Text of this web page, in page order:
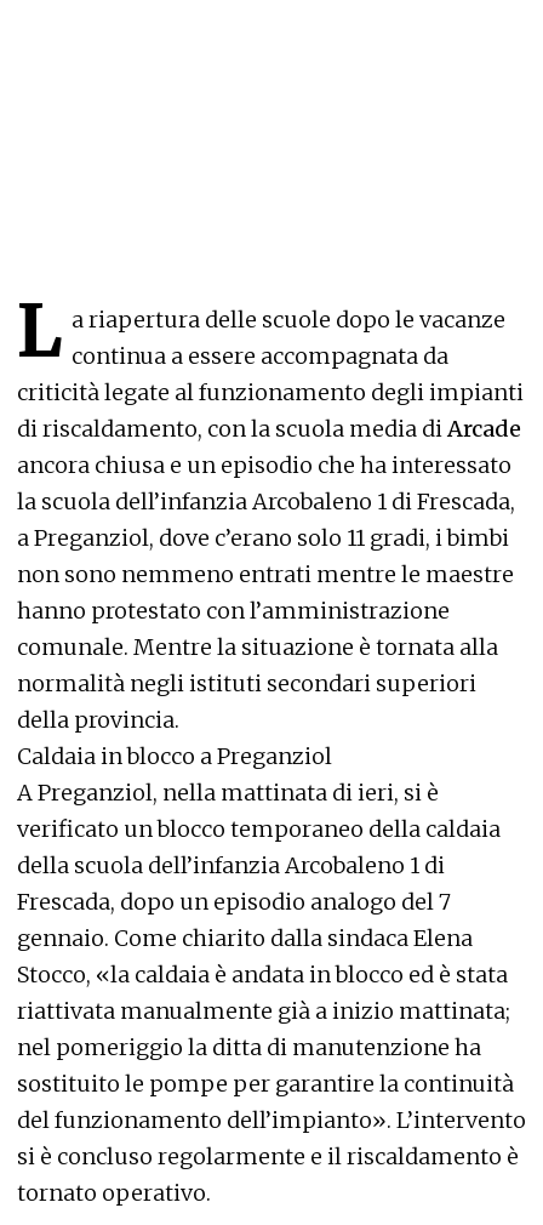
L a riapertura delle scuole dopo le vacanze
continua a essere accompagnata da
criticità legate al funzionamento degli impianti
di riscaldamento, con la scuola media diArcade
ancora chiusa e un episodio che ha interessato
la scuola dell’infanzia Arcobaleno 1 di Frescada,
a Preganziol, dove c’erano solo 11 gradi, i bimbi
non sono nemmeno entrati mentre le maestre
hanno protestato con l’amministrazione
comunale. Mentre la situazione è tornata alla
normalità negli istituti secondari superiori
della provincia.
Caldaia in blocco a Preganziol
A Preganziol, nella mattinata di ieri, si è
verificato un blocco temporaneo della caldaia
della scuola dell’infanzia Arcobaleno 1 di
Frescada, dopo un episodio analogo del 7
gennaio. Come chiarito dalla sindaca Elena
Stocco, «la caldaia è andata in blocco ed è stata
riattivata manualmente già a inizio mattinata;
nel pomeriggio la ditta di manutenzione ha
sostituito le pompe per garantire la continuità
del funzionamento dell’impianto». L’intervento
si è concluso regolarmente e il riscaldamento è
tornato operativo.